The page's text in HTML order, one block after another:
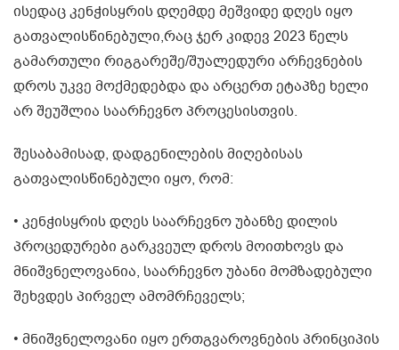
ისედაც კენჭისყრის დღემდე მეშვიდე დღეს იყო
გათვალისწინებული,რაც ჯერ კიდევ 2023 წელს
გამართული რიგგარეშე/შუალედური არჩევნების
დროს უკვე მოქმედებდა და არცერთ ეტაპზე ხელი
არ შეუშლია საარჩევნო პროცესისთვის.
შესაბამისად, დადგენილების მიღებისას
გათვალისწინებული იყო, რომ:
• კენჭისყრის დღეს საარჩევნო უბანზე დილის
პროცედურები გარკვეულ დროს მოითხოვს და
მნიშვნელოვანია, საარჩევნო უბანი მომზადებული
შეხვდეს პირველ ამომრჩეველს;
• მნიშვნელოვანი იყო ერთგვაროვნების პრინციპის